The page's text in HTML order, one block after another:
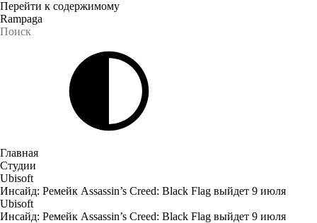
Перейти к содержимому
Rampaga
Главная
Студии
Ubisoft
Инсайд: Ремейк Assassin’s Creed: Black Flag выйдет 9 июля
Ubisoft
Инсайд: Ремейк Assassin’s Creed: Black Flag выйдет 9 июля